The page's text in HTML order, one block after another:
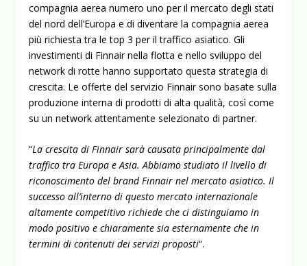
compagnia aerea numero uno per il mercato degli stati
del nord dell’Europa e di diventare la compagnia aerea
più richiesta tra le top 3 per il traffico asiatico. Gli
investimenti di Finnair nella flotta e nello sviluppo del
network di rotte hanno supportato questa strategia di
crescita. Le offerte del servizio Finnair sono basate sulla
produzione interna di prodotti di alta qualità, così come
su un network attentamente selezionato di partner.
“La crescita di Finnair sarà causata principalmente dal
traffico tra Europa e Asia. Abbiamo studiato il livello di
riconoscimento del brand Finnair nel mercato asiatico. Il
successo all’interno di questo mercato internazionale
altamente competitivo richiede che ci distinguiamo in
modo positivo e chiaramente sia esternamente che in
termini di contenuti dei servizi proposti“.